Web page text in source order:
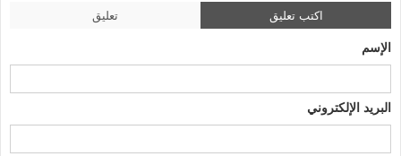
اكتب تعليق تعليق
الإسم
البريد الإلكتروني